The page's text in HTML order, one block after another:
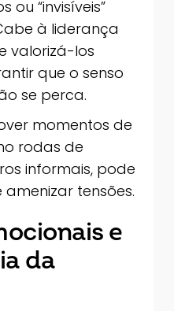
ou “invisíveis”
à liderança
valorizá-los
que o senso
se perca.
momentos de
rodas de
informais, pode
tensões.
e
da